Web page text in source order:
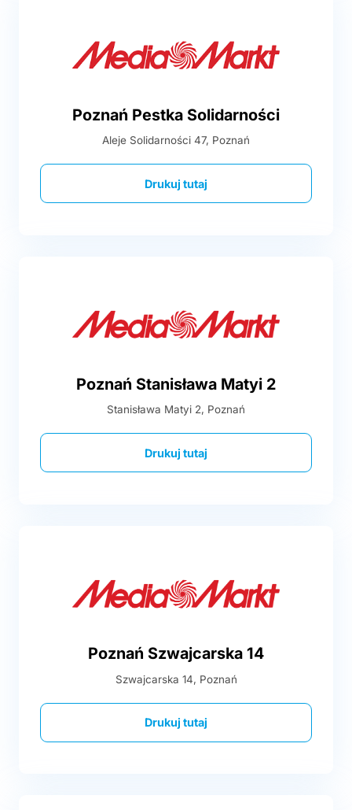
Poznań Pestka Solidarności
Aleje Solidarności 47, Poznań
Drukuj tutaj
Poznań Stanisława Matyi 2
Stanisława Matyi 2, Poznań
Drukuj tutaj
Poznań Szwajcarska 14
Szwajcarska 14, Poznań
Drukuj tutaj